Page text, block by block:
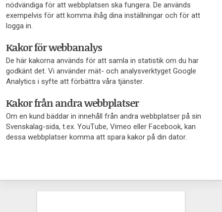
nödvändiga för att webbplatsen ska fungera. De används
exempelvis för att komma ihåg dina inställningar och för att
logga in.
Kakor för webbanalys
De här kakorna används för att samla in statistik om du har
godkänt det. Vi använder mät- och analysverktyget Google
Analytics i syfte att förbättra våra tjänster.
Kakor från andra webbplatser
Om en kund bäddar in innehåll från andra webbplatser på sin
Svenskalag-sida, t.ex. YouTube, Vimeo eller Facebook, kan
dessa webbplatser komma att spara kakor på din dator.